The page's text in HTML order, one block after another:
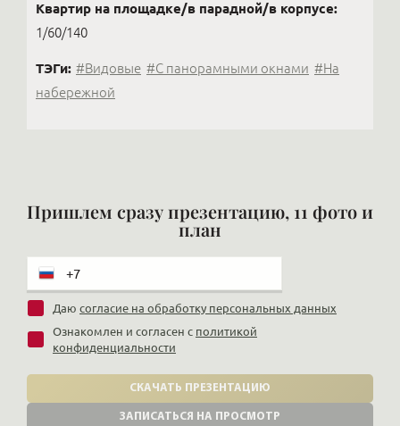
Квартир на площадке/в парадной/в корпусе:
1/60/140
ТЭГи: #Видовые #С панорамными окнами #На
набережной
Пришлем сразу презентацию, 11 фото и
план
Даю согласие на обработку персональных данных
Ознакомлен и согласен с политикой
конфиденциальности
СКАЧАТЬ ПРЕЗЕНТАЦИЮ
ЗАПИСАТЬСЯ НА ПРОСМОТР